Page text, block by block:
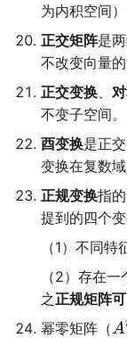
为内积空间）
正交矩阵是
不改变向量的
正交变换
不变子空间。
酉变换是正
变换在复数域
正规变换指
提到的四个
（1）不同
（2）存在
之正规矩阵
幂零矩阵（A